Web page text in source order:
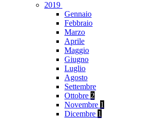
2019
Gennaio
Febbraio
Marzo
Aprile
Maggio
Giugno
Luglio
Agosto
Settembre
Ottobre 2
Novembre 1
Dicembre 1